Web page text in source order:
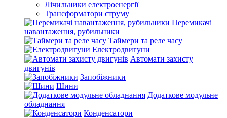
Лічильники електроенергії
Трансформатори струму
Перемикачі
навантаження, рубильники
Таймери та реле часу
Електродвигуни
Автомати захисту
двигунів
Запобіжники
Шини
Додаткове модульне
обладнання
Конденсатори